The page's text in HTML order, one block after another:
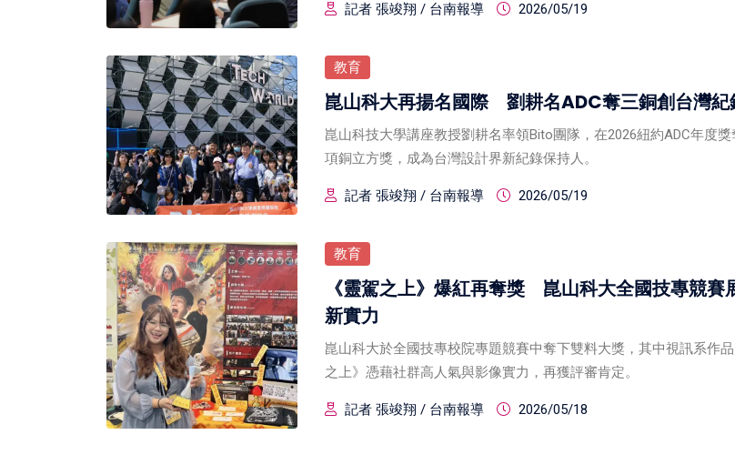
記者 張竣翔 / 台南報導
2026/05/19
教育
崑山科大再揚名國際 劉耕名ADC奪三銅創台灣紀
崑山科技大學講座教授劉耕名率領Bito團隊，在2026紐約ADC年度獎
項銅立方獎，成為台灣設計界新紀錄保持人。
記者 張竣翔 / 台南報導 2026/05/19
教育
《靈駕之上》爆紅再奪獎 崑山科大全國技專競賽
新實力
崑山科大於全國技專校院專題競賽中奪下雙料大獎，其中視訊系作
之上》憑藉社群高人氣與影像實力，再獲評審肯定。
記者 張竣翔 / 台南報導 2026/05/18